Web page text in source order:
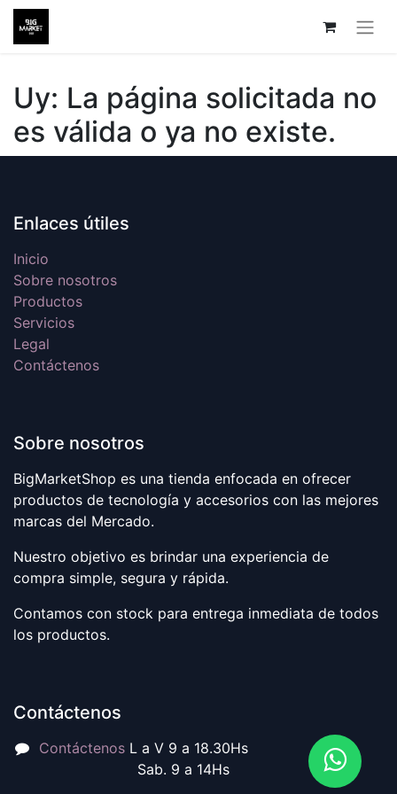
Uy: La página solicitada no
es válida o ya no existe.
Enlaces útiles
Inicio
Sobre nosotros
Productos
Servicios
Legal
Contáctenos
Sobre nosotros
BigMarketShop es una tienda enfocada en ofrecer
productos de tecnología y accesorios con las mejores
marcas del Mercado.
Nuestro objetivo es brindar una experiencia de
compra simple, segura y rápida.
Contamos con stock para entrega inmediata de todos
los productos.
Contáctenos
ContáctenosL a V 9 a 18.30Hs
Sab. 9 a 14Hs